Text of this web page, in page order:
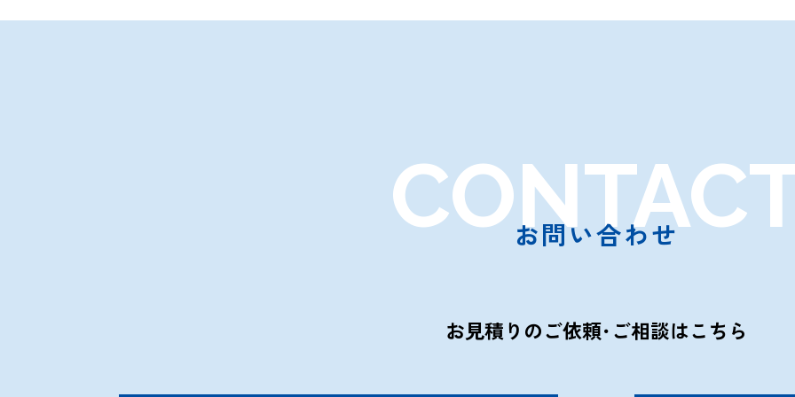
お問い合わせ
お見積りのご依頼･ご相談はこちら